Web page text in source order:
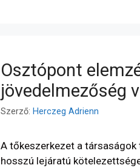
Osztópont
jövedelmezőség­
Szerző: Herczeg Adrienn
A tőkeszerkezet a
hosszú lejáratú